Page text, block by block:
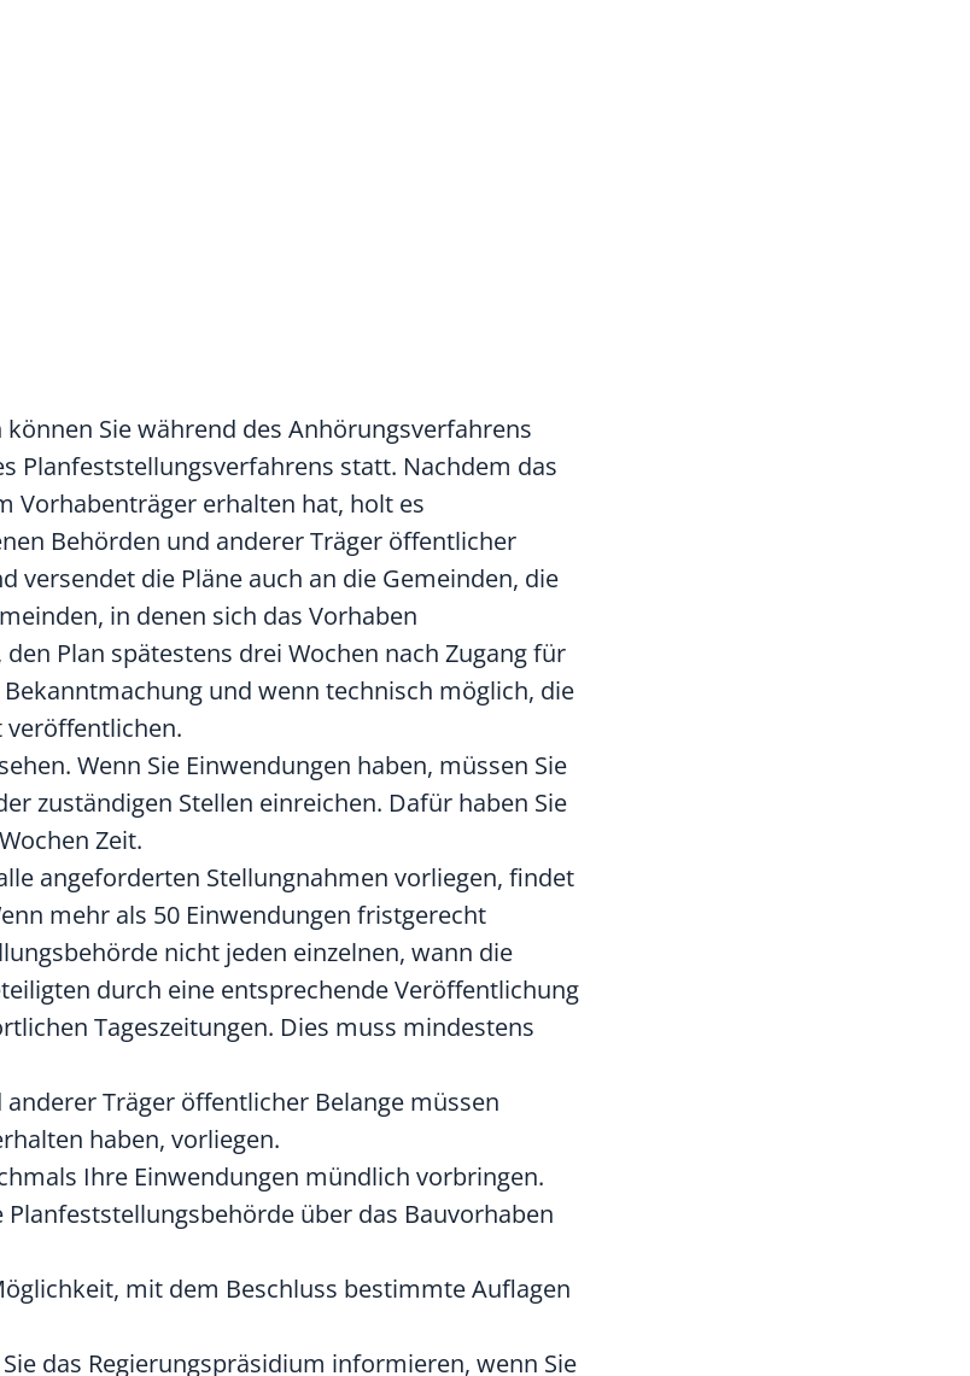
Sie während des Anhörungsverfahrens
Planfeststellungsverfahrens statt. Nachdem das
Vorhabenträger erhalten hat, holt es
Behörden und anderer Träger öffentlicher
versendet die Pläne auch an die Gemeinden, die
in denen sich das Vorhaben
Plan spätestens drei Wochen nach Zugang für
und wenn technisch möglich, die
veröffentlichen.
Wenn Sie Einwendungen haben, müssen Sie
zuständigen Stellen einreichen. Dafür haben Sie
Zeit.
angeforderten Stellungnahmen vorliegen, findet
mehr als 50 Einwendungen fristgerecht
nicht jeden einzelnen, wann die
durch eine entsprechende Veröffentlichung
Tageszeitungen. Dies muss mindestens
Träger öffentlicher Belange müssen
haben, vorliegen.
Ihre Einwendungen mündlich vorbringen.
über das Bauvorhaben
mit dem Beschluss bestimmte Auflagen
das Regierungspräsidium informieren, wenn Sie